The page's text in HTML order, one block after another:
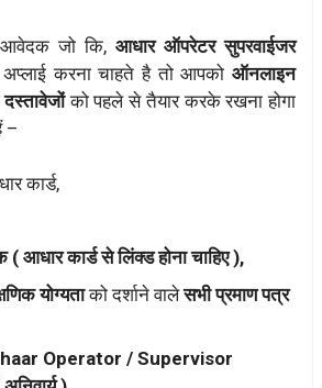
आवेदक जो कि, आधार ऑपरेटर सुपरवाईजर
करना चाहते है तो आपको ऑनलाइन
को पहले से तैयार करके रखना होगा
–
कार्ड,
आधार कार्ड से लिंक्ड होना चाहिए ),
योग्यताको दर्शाने वालेसभी प्रमाण पत्र
Operator / Supervisor